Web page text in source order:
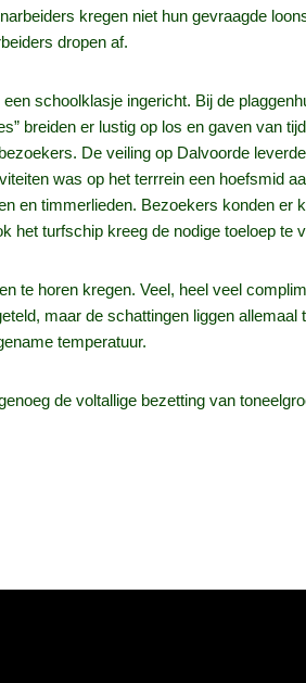
kregen niet hun gevraagde
dropen af.
schoolklasje ingericht. Bij de
breiden er lustig op los en gaven van
De veiling op Dalvoorde
was op het terrrein een hoefsmid
en timmerlieden. Bezoekers konden er
het turfschip kreeg de nodige toeloep te
te horen kregen. Veel, heel veel
maar de schattingen liggen allemaal
temperatuur.
de voltallige bezetting van